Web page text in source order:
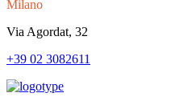
Milano
Via Agordat, 32
+39 02 3082611